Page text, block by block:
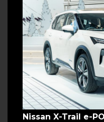
Nissan X-Trail e-